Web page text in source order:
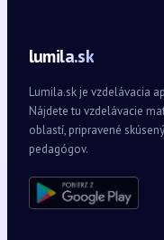
lumila.sk
Lumila.sk je vzdelávacia
Nájdete tu vzdelávacie
oblastí, pripravené
pedagógov.